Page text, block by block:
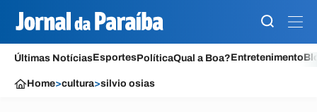
Últimas NotíciasEsportesPolíticaQual a Boa?Entretenimento
Home>cultura>silvio osias